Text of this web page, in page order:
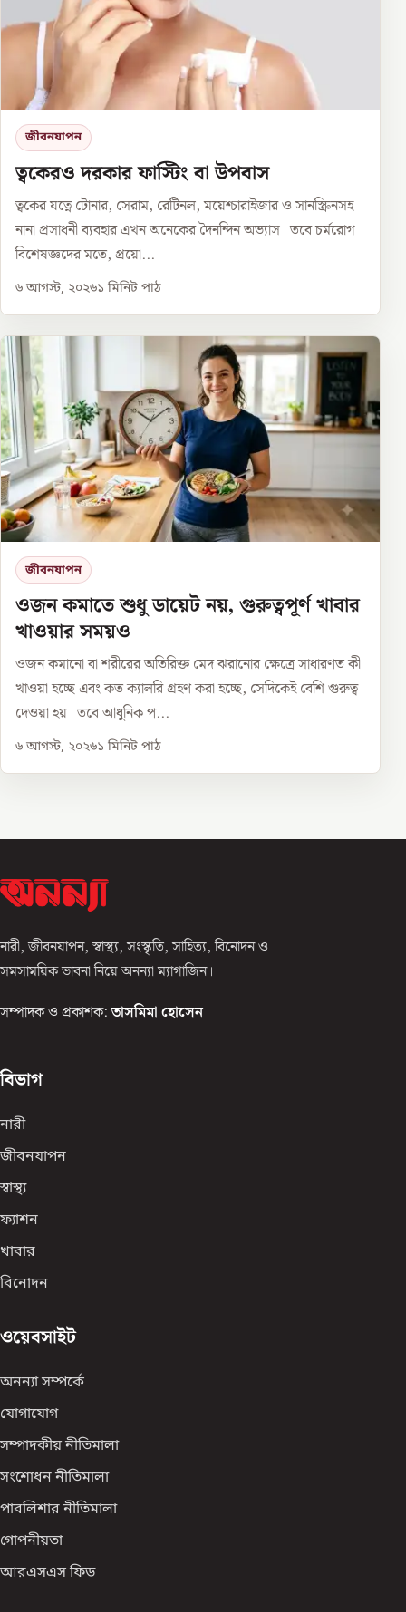
জীবনযাপন
ত্বকেরও দরকার ফাস্টিং বা উপবাস
ত্বকের যত্নে টোনার, সেরাম, রেটিনল, ময়েশ্চারাইজার ও সানস্ক্রিনসহ
নানা প্রসাধনী ব্যবহার এখন অনেকের দৈনন্দিন অভ্যাস। তবে চর্মরোগ
বিশেষজ্ঞদের মতে, প্রয়ো...
৬ আগস্ট, ২০২৬১ মিনিট পাঠ
জীবনযাপন
ওজন কমাতে শুধু ডায়েট নয়, গুরুত্বপূর্ণ খাবার
খাওয়ার সময়ও
ওজন কমানো বা শরীরের অতিরিক্ত মেদ ঝরানোর ক্ষেত্রে সাধারণত কী
খাওয়া হচ্ছে এবং কত ক্যালরি গ্রহণ করা হচ্ছে, সেদিকেই বেশি গুরুত্ব
দেওয়া হয়। তবে আধুনিক প...
৬ আগস্ট, ২০২৬১ মিনিট পাঠ
নারী, জীবনযাপন, স্বাস্থ্য, সংস্কৃতি, সাহিত্য, বিনোদন ও
সমসাময়িক ভাবনা নিয়ে অনন্যা ম্যাগাজিন।
সম্পাদক ও প্রকাশক: তাসমিমা হোসেন
বিভাগ
নারী
জীবনযাপন
স্বাস্থ্য
ফ্যাশন
খাবার
বিনোদন
ওয়েবসাইট
অনন্যা সম্পর্কে
যোগাযোগ
সম্পাদকীয় নীতিমালা
সংশোধন নীতিমালা
পাবলিশার নীতিমালা
গোপনীয়তা
আরএসএস ফিড